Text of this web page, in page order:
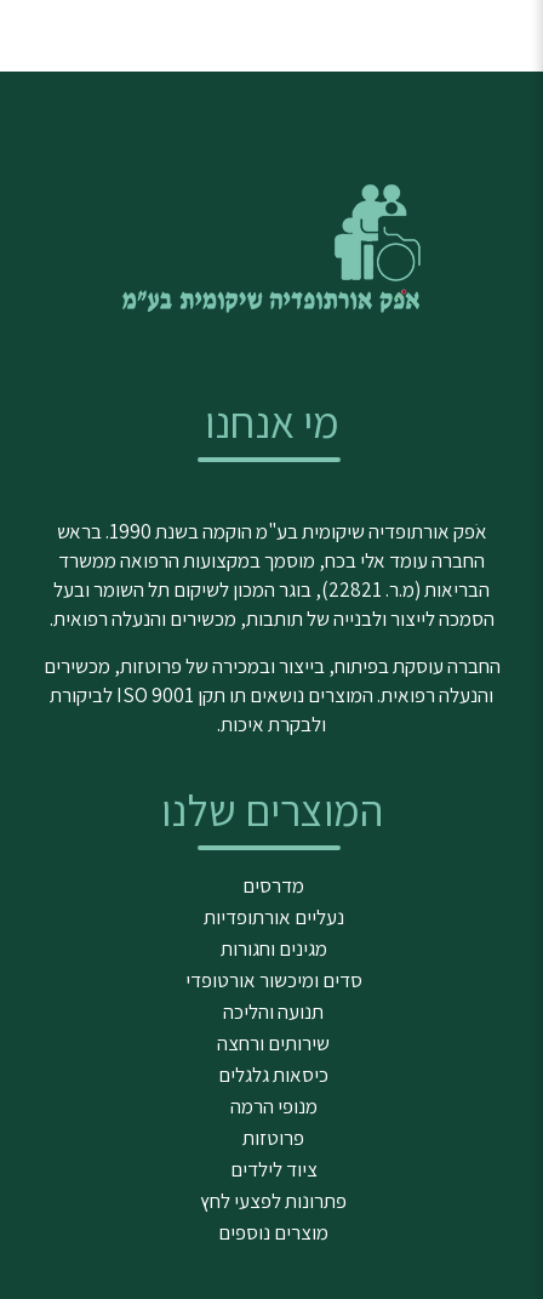
מי אנחנו
אֹפק אורתופדיה שיקומית בע"מ הוקמה בשנת 1990. בראש
החברה עומד אלי בכח, מוסמך במקצועות הרפואה ממשרד
הבריאות (מ.ר. 22821), בוגר המכון לשיקום תל השומר ובעל
הסמכה לייצור ולבנייה של תותבות, מכשירים והנעלה רפואית.
החברה עוסקת בפיתוח, בייצור ובמכירה של פרוטזות, מכשירים
והנעלה רפואית. המוצרים נושאים תו תקן ISO 9001 לביקורת
ולבקרת איכות.
המוצרים שלנו
מדרסים
נעליים אורתופדיות
מגינים וחגורות
סדים ומיכשור אורטופדי
תנועה והליכה
שירותים ורחצה
כיסאות גלגלים
מנופי הרמה
פרוטזות
ציוד לילדים
פתרונות לפצעי לחץ
מוצרים נוספים